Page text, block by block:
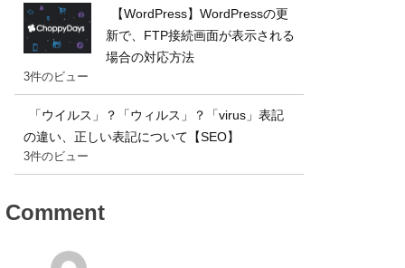
【WordPress】WordPressの更
新で、FTP接続画面が表示される
場合の対応方法
3件のビュー
「ウイルス」？「ウィルス」？「virus」表記
の違い、正しい表記について【SEO】
3件のビュー
Comment